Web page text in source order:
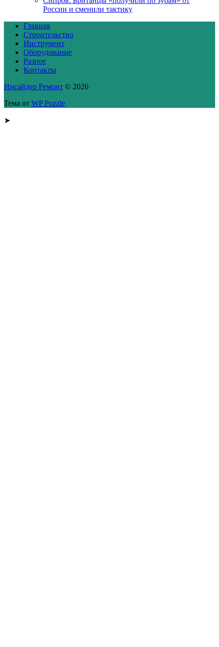
России и сменили тактику
Главная
Строительство
Инструмент
Оборудование
Разное
Контакты
Инсайдер Ремонт © 2026
Тема от WP Puzzle
➤